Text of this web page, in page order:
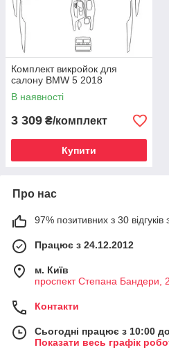
Комплект викройок для
салону BMW 5 2018
В наявності
3 309 ₴/комплект
Купити
Про нас
97% позитивних з 30 відгуків
Працює з 24.12.2012
м. Київ
проспект Степана Бандери,
Контакти
Сьогодні працює з 10:00
Показати весь графік